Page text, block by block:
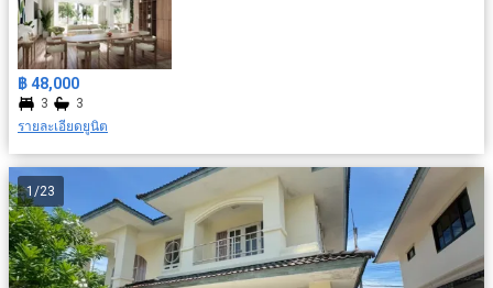
฿ 48,000
3
3
รายละเอียดยูนิต
1 /23